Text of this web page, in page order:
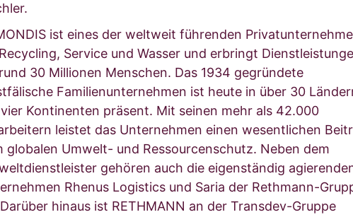
ist eines der weltweit führenden
Service und Wasser und erbringt
30 Millionen Menschen. Das 1934 gegründete
Familienunternehmen ist heute in über 30
Kontinenten präsent. Mit seinen mehr als 42.000
leistet das Unternehmen einen wesentlichen
globalen Umwelt- und Ressourcenschutz. Neben dem
gehören auch die eigenständig
Rhenus Logistics und Saria der Rethmann-
hinaus ist RETHMANN an der Transdev-Gruppe